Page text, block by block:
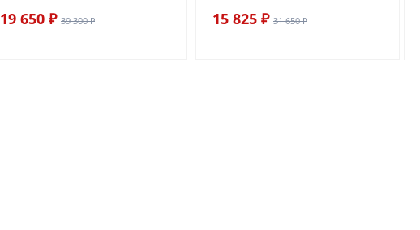
19 650 ₽ 39 300 ₽ 15 825 ₽ 31 650 ₽